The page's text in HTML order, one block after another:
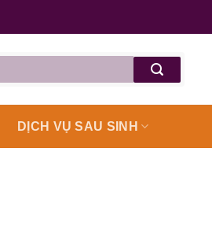
DỊCH VỤ SAU SINH